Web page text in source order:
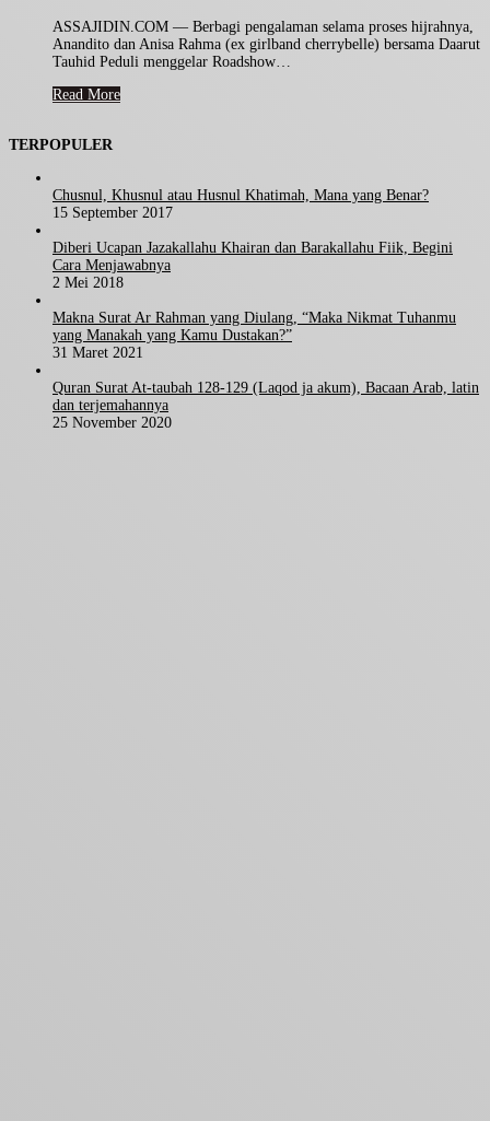
ASSAJIDIN.COM — Berbagi pengalaman selama proses hijrahnya,
Anandito dan Anisa Rahma (ex girlband cherrybelle) bersama Daarut
Tauhid Peduli menggelar Roadshow…
Read More
TERPOPULER
Chusnul, Khusnul atau Husnul Khatimah, Mana yang Benar?
15 September 2017
Diberi Ucapan Jazakallahu Khairan dan Barakallahu Fiik, Begini
Cara Menjawabnya
2 Mei 2018
Makna Surat Ar Rahman yang Diulang, “Maka Nikmat Tuhanmu
yang Manakah yang Kamu Dustakan?”
31 Maret 2021
Quran Surat At-taubah 128-129 (Laqod ja akum), Bacaan Arab, latin
dan terjemahannya
25 November 2020